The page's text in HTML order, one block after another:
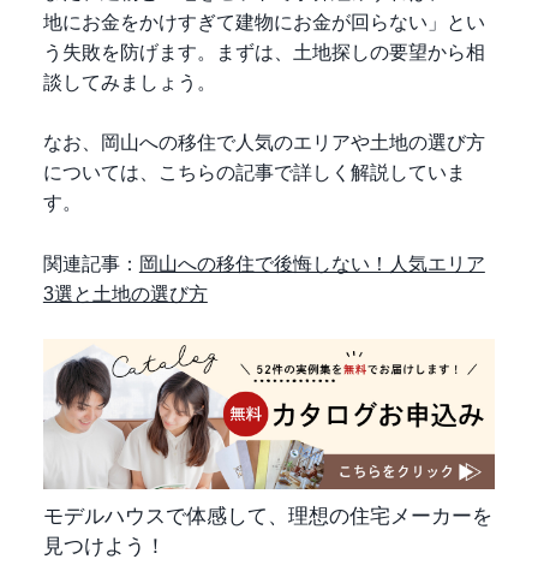
地にお金をかけすぎて建物にお金が回らない」とい
う失敗を防げます。まずは、土地探しの要望から相
談してみましょう。
なお、岡山への移住で人気のエリアや土地の選び方
については、こちらの記事で詳しく解説していま
す。
関連記事： 岡山への移住で後悔しない！人気エリア
3選と土地の選び方
モデルハウスで体感して、理想の住宅メーカーを
見つけよう！